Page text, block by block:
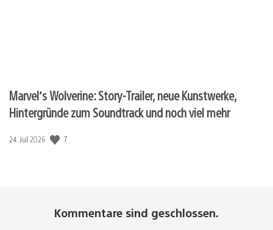
Marvel‘s Wolverine: Story-Trailer, neue Kunstwerke,
Hintergründe zum Soundtrack und noch viel mehr
Veröffentlichungsdatum:
24. Jul 2026 7
Kommentare sind geschlossen.